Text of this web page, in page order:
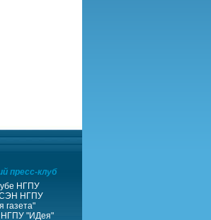
пресс-клуб
НГПУ
НГПУ
газета"
НГПУ "ИДея"